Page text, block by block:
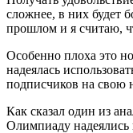
сложнее, в них будет
прошлом и я считаю,
Особенно плоха это
надеялась
подписчиков на свою
Как сказал один из
Олимпиаду надеялись